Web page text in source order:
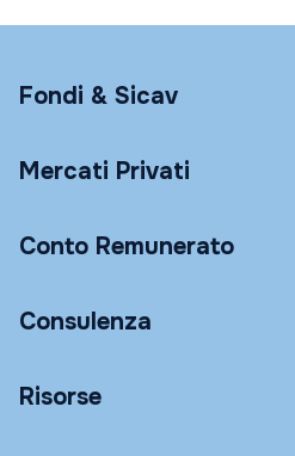
Fondi & Sicav
Mercati Privati
Conto Remunerato
Consulenza
Risorse